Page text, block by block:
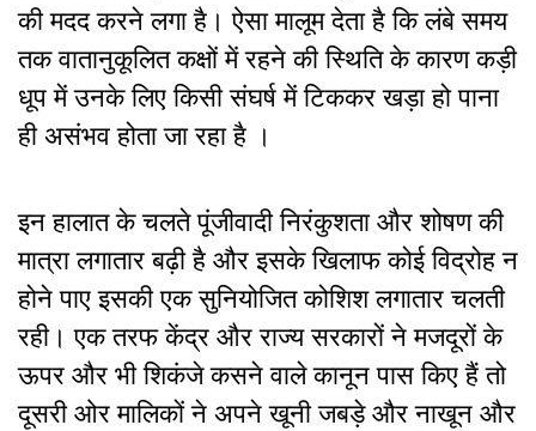
की मदद करने लगा है। ऐसा मालूम देता है कि लंबे समय
तक वातानुकूलित कक्षों में रहने की स्थिति के कारण कड़ी
धूप में उनके लिए किसी संघर्ष में टिककर खड़ा हो पाना
ही असंभव होता जा रहा है ।
इन हालात के चलते पूंजीवादी निरंकुशता और शोषण की
मात्रा लगातार बढ़ी है और इसके खिलाफ कोई विद्रोह न
होने पाए इसकी एक सुनियोजित कोशिश लगातार चलती
रही। एक तरफ केंद्र और राज्य सरकारों ने मजदूरों के
ऊपर और भी शिकंजे कसने वाले कानून पास किए हैं तो
दूसरी ओर मालिकों ने अपने खूनी जबड़े और नाखून और